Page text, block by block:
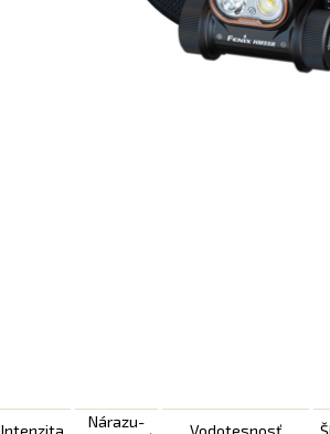
Intenzita
Nárazu-
Vodotesnosť